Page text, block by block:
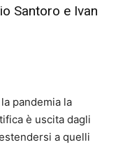
Santoro e Ivan
pandemia la
è uscita dagli
a quelli